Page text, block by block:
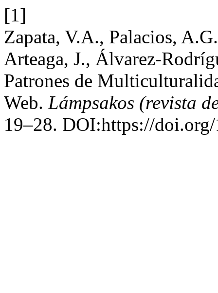
[1]
Zapata, V.A., Palacios,
Arteaga, J., Álvarez-
Patrones de
Web. Lámpsakos (revista
19–28. DOI:https://